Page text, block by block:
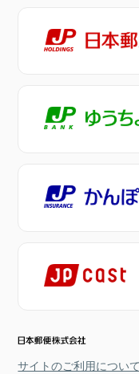
サイトのご利用について